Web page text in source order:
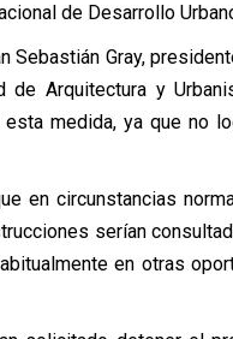
de Desarrollo
Sebastián Gray,
Arquitectura y
medida, ya que no
en circunstancias
serían
en otras